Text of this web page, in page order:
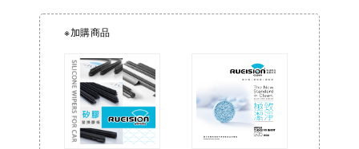
※加購商品